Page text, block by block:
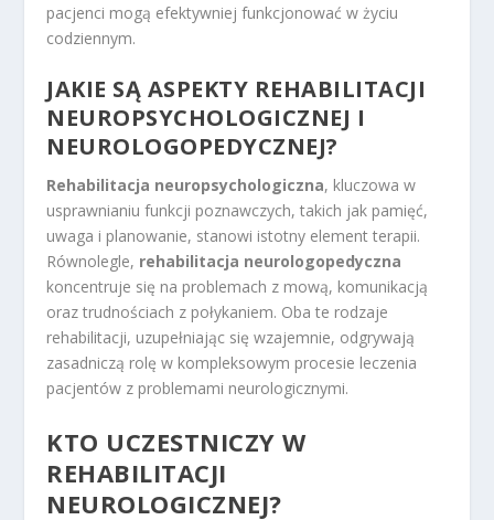
pacjenci mogą efektywniej funkcjonować w życiu
codziennym.
JAKIE SĄ ASPEKTY REHABILITACJI
NEUROPSYCHOLOGICZNEJ I
NEUROLOGOPEDYCZNEJ?
Rehabilitacja neuropsychologiczna, kluczowa w
usprawnianiu funkcji poznawczych, takich jak pamięć,
uwaga i planowanie, stanowi istotny element terapii.
Równolegle, rehabilitacja neurologopedyczna
koncentruje się na problemach z mową, komunikacją
oraz trudnościach z połykaniem. Oba te rodzaje
rehabilitacji, uzupełniając się wzajemnie, odgrywają
zasadniczą rolę w kompleksowym procesie leczenia
pacjentów z problemami neurologicznymi.
KTO UCZESTNICZY W
REHABILITACJI
NEUROLOGICZNEJ?